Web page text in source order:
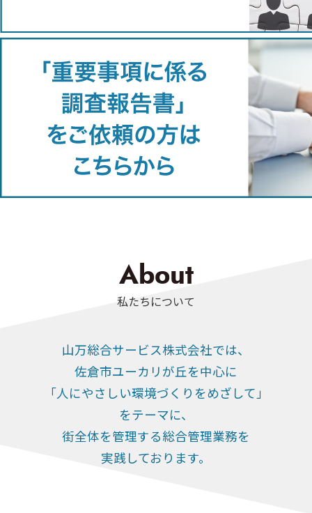
About
私たちについて
山万総合サービス株式会社では、
佐倉市ユーカリが丘を中心に
「人にやさしい環境づくりをめざして」
をテーマに、
街全体を管理する総合管理業務を
実践しております。